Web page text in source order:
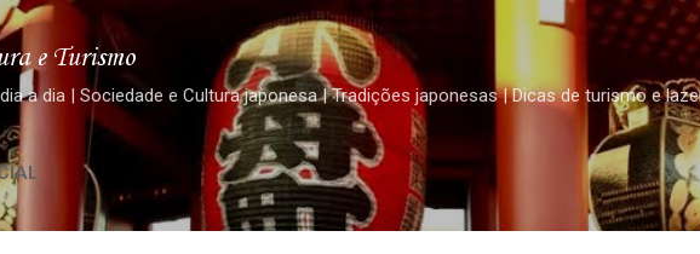
Pular para o conteúdo principal
e Turismo
a dia | Sociedade e Cultura japonesa | Tradições japonesas | Dicas de turismo e